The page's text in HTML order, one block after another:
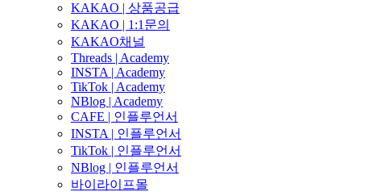
KAKAO | 상품공급
KAKAO | 1:1문의
KAKAO채널
Threads | Academy
INSTA | Academy
TikTok | Academy
NBlog | Academy
CAFE | 인플루언서
INSTA | 인플루언서
TikTok | 인플루언서
NBlog | 인플루언서
바이라이프몰